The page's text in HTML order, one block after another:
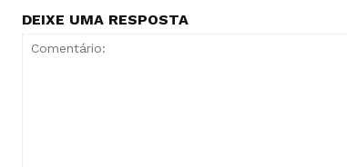
DEIXE UMA RESPOSTA